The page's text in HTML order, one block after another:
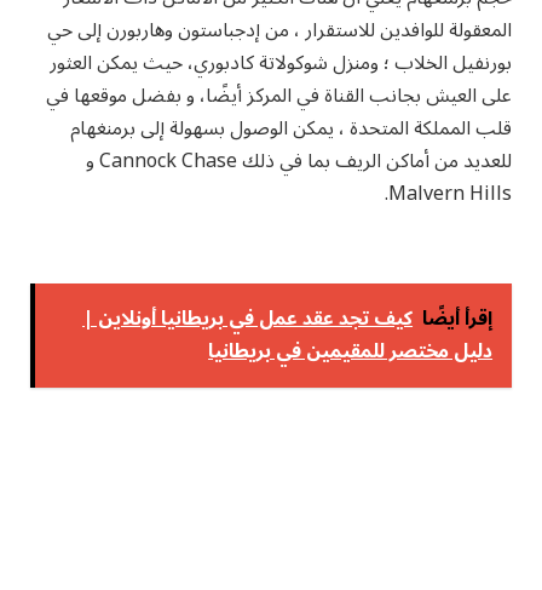
المعقولة للوافدين للاستقرار ، من إدجباستون وهاربورن إلى حي
بورنفيل الخلاب ؛ ومنزل شوكولاتة كادبوري، حيث يمكن العثور
على العيش بجانب القناة في المركز أيضًا، و بفضل موقعها في
قلب المملكة المتحدة ، يمكن الوصول بسهولة إلى برمنغهام
للعديد من أماكن الريف بما في ذلك Cannock Chase و
Malvern Hills.
إقرأ أيضًا كيف تجد عقد عمل في بريطانيا أونلاين |
دليل مختصر للمقيمين في بريطانيا